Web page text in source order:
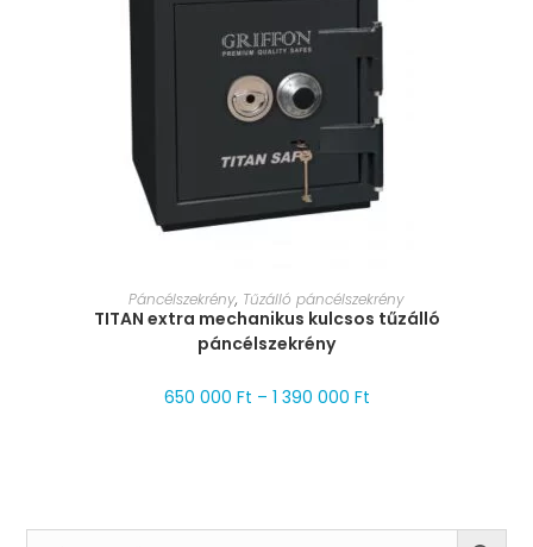
MÉRET VÁLASZTÁSA
Páncélszekrény, Tűzálló páncélszekrény
TITAN extra mechanikus kulcsos tűzálló
páncélszekrény
650 000 Ft – 1 390 000 Ft